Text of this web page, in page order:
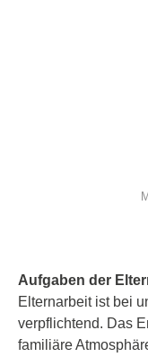
Aufgaben der
Elternarbeit ist bei
verpflichtend. Das
familiäre